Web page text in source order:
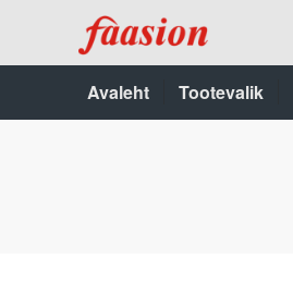
Avaleht Tootevalik